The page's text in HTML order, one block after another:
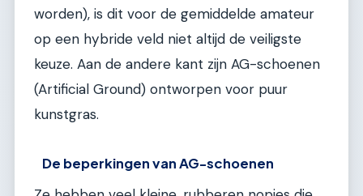
worden), is dit voor de gemiddelde amateur
op een hybride veld niet altijd de veiligste
keuze. Aan de andere kant zijn AG-schoenen
(Artificial Ground) ontworpen voor puur
kunstgras.
De beperkingen van AG-schoenen